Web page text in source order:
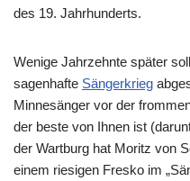
des 19. Jahrhunderts.
Wenige Jahrzehnte später
sagenhafte Sängerkrieg
Minnesänger vor der
der beste von Ihnen ist
der Wartburg hat Moritz von
einem riesigen Fresko im